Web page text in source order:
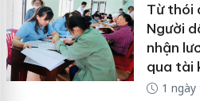
Từ thói
Người
nhận
qua tài
1